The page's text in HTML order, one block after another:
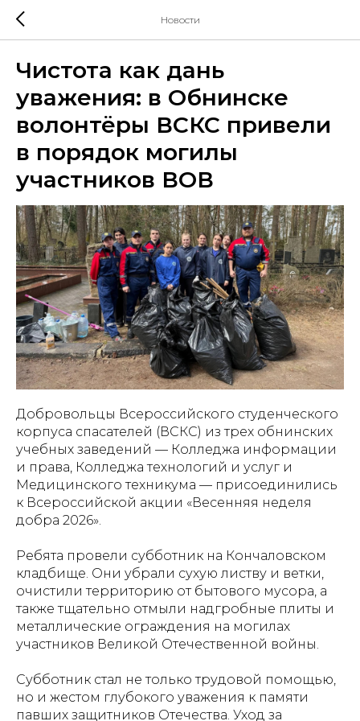
Новости
Чистота как дань
уважения: в Обнинске
волонтёры ВСКС привели
в порядок могилы
участников ВОВ
Добровольцы Всероссийского студенческого
корпуса спасателей (ВСКС) из трех обнинских
учебных заведений — Колледжа информации
и права, Колледжа технологий и услуг и
Медицинского техникума — присоединились
к Всероссийской акции «Весенняя неделя
добра 2026».
Ребята провели субботник на Кончаловском
кладбище. Они убрали сухую листву и ветки,
очистили территорию от бытового мусора, а
также тщательно отмыли надгробные плиты и
металлические ограждения на могилах
участников Великой Отечественной войны.
Субботник стал не только трудовой помощью,
но и жестом глубокого уважения к памяти
павших защитников Отечества. Уход за